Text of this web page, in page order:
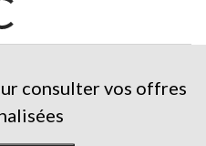
consulter vos offres